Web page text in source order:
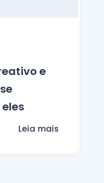
e
Leia mais